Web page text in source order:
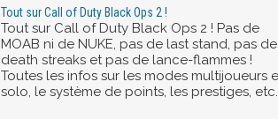
Tout sur Call of Duty Black Ops 2 !
Tout sur Call of Duty Black Ops 2 ! Pas de
MOAB ni de NUKE, pas de last stand, pas de
death streaks et pas de lance-flammes !
Toutes les infos sur les modes multijoueurs
solo, le système de points, les prestiges,